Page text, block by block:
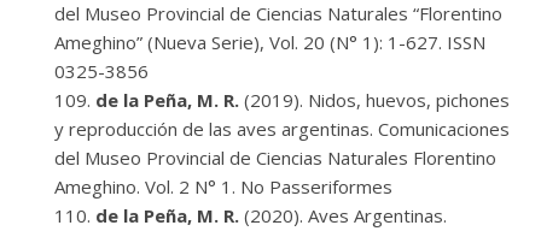
del Museo Provincial de Ciencias Naturales “Florentino
Ameghino” (Nueva Serie), Vol. 20 (N° 1): 1-627. ISSN
0325-3856
de la Peña, M. R. (2019). Nidos, huevos, pichones
y reproducción de las aves argentinas. Comunicaciones
del Museo Provincial de Ciencias Naturales Florentino
Ameghino. Vol. 2 N° 1. No Passeriformes
de la Peña, M. R. (2020). Aves Argentinas.